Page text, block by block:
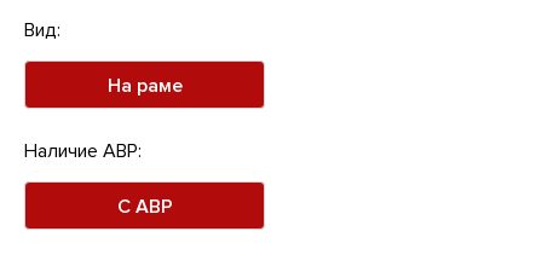
Вид:
На раме
Наличие АВР:
С АВР